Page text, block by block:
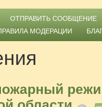
ОТПРАВИТЬ СООБЩЕНИЕ
МОДЕРАЦИИ